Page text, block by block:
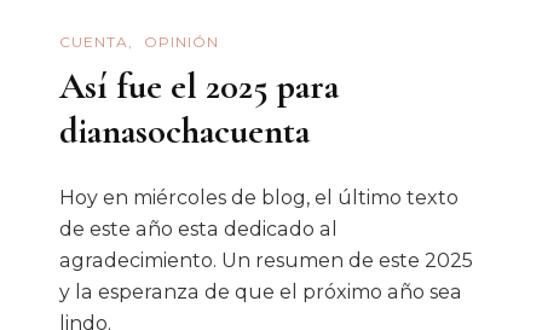
CUENTA OPINIÓN
Así fue el 2025 para
dianasochacuenta
Hoy en miércoles de blog, el último texto
de este año esta dedicado al
agradecimiento. Un resumen de este 2025
y la esperanza de que el próximo año sea
lindo.